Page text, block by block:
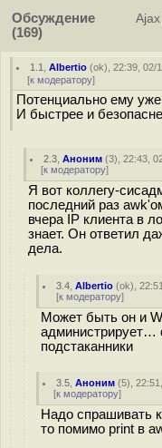
Обсуждение
(169)
Ajax
1.1 ,Albertio (ok), 22:39, 02/
[к модератору]
Потенциально ему
И быстрее и
2.3 ,Аноним (3), 22:43,
[к модератору]
Я вот коллегу-
последний раз
вчера IP клиента в
знает. Он ответил
дела.
3.4 ,Albertio (ok),
[к модератору]
Может быть он и
администрирует…
подстаканники
3.5 ,Аноним (5),
[к модератору]
Надо спрашивать
то помимо print в